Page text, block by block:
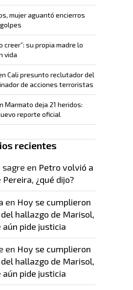
mujer aguantó encierros
creer”: su propia madre lo
vida
Cali presunto reclutador del
de acciones terroristas
Marmato deja 21 heridos:
reporte oficial
recientes
sagre en Petro volvió a
¿qué dijo?
en Hoy se cumplieron
hallazgo de Marisol,
aún pide justicia
en Hoy se cumplieron
hallazgo de Marisol,
aún pide justicia